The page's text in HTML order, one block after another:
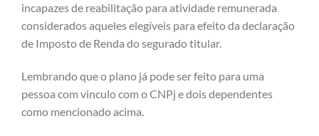
incapazes de reabilitação para atividade remunerada
considerados aqueles elegíveis para efeito da declaração
de Imposto de Renda do segurado titular.
Lembrando que o plano já pode ser feito para uma
pessoa com vinculo com o CNPj e dois dependentes
como mencionado acima.